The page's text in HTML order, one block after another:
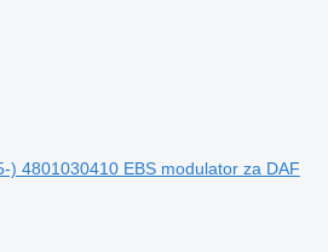
) 4801030410 EBS modulator za DAF